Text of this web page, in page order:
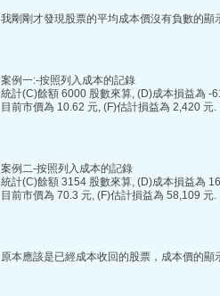
我剛剛才發現股票的平均成本價沒有負數的顯
案例一:-按照列入成本的記錄
統計(C)餘額 6000 股數來算, (D)成本損益為 -
目前市價為 10.62 元, (F)估計損益為 2,420 元.
案例二-按照列入成本的記錄
統計(C)餘額 3154 股數來算, (D)成本損益為
目前市價為 70.3 元, (F)估計損益為 58,109 元.
原本應該是已經成本收回的股票，成本價的顯